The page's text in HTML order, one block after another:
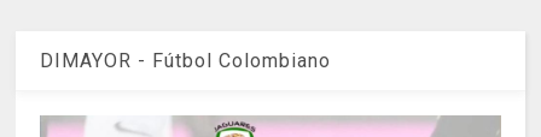
DIMAYOR - Fútbol Colombiano